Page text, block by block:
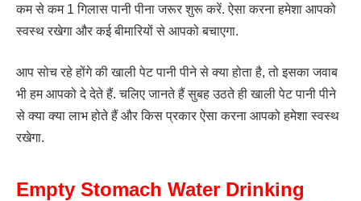
कम से कम 1 गिलास पानी पीना जरूर शुरू करें. ऐसा करना हमेशा आपको
स्वस्थ रखेगा और कई बीमारियों से आपको बचाएगा.
आप सोच रहे होंगे की खाली पेट पानी पीने से क्या होता है, तो इसका जवाब
भी हम आपको दे देते हैं. चलिए जानते हैं सुबह उठते ही खाली पेट पानी पीने
से क्या क्या लाभ होते हैं और किस प्रकार ऐसा करना आपको हमेशा स्वस्थ
रखेगा.
Empty Stomach Water Drinking